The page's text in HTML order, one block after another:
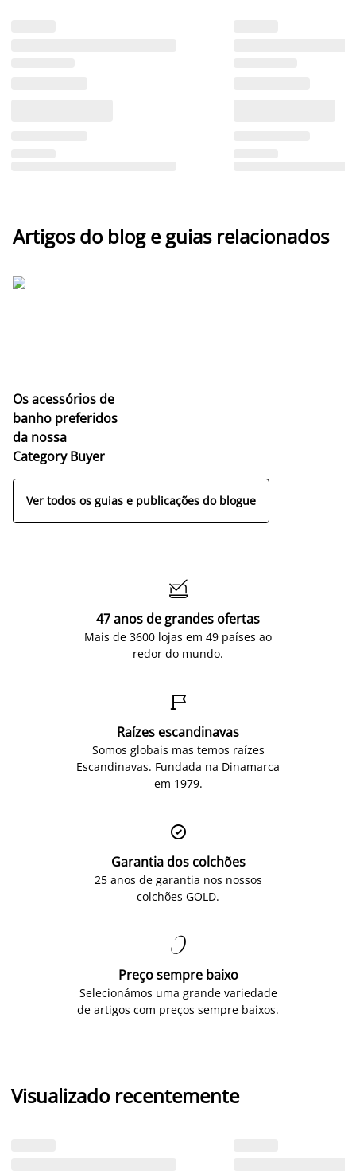
Artigos do blog e guias relacionados
Os acessórios de
banho preferidos
da nossa
Category Buyer
Ver todos os guias e publicações do blogue

47 anos de grandes ofertas
Mais de 3600 lojas em 49 países ao
redor do mundo.

Raízes escandinavas
Somos globais mas temos raízes
Escandinavas. Fundada na Dinamarca
em 1979.

Garantia dos colchões
25 anos de garantia nos nossos
colchões GOLD.

Preço sempre baixo
Selecionámos uma grande variedade
de artigos com preços sempre baixos.
Visualizado recentemente